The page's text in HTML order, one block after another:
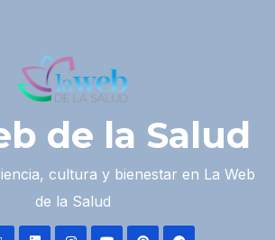
de la Salud
cultura y bienestar en La Web
de la Salud